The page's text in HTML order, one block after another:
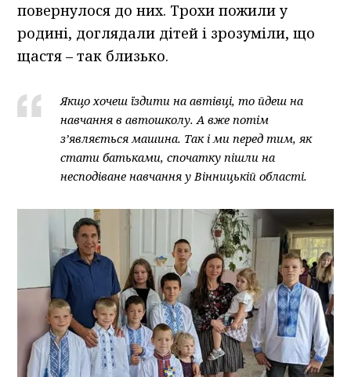
повернулося до них. Трохи пожили у
родині, доглядали дітей і зрозуміли, що
щастя – так близько.
Якщо хочеш їздити на автівці, то йдеш на
навчання в автошколу. А вже потім
з’являється машина. Так і ми перед тим, як
стати батьками, спочатку пішли на
несподіване навчання у Вінницькій області.